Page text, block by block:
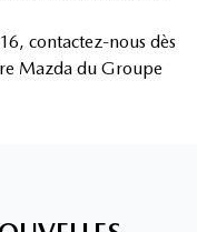
contactez-nous dès
Mazda du Groupe